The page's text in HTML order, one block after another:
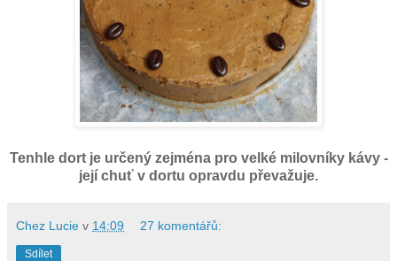
Tenhle dort je určený zejména pro velké milovníky kávy -
její chuť v dortu opravdu převažuje.
Chez Lucie v 14:09 27 komentářů:
Sdílet